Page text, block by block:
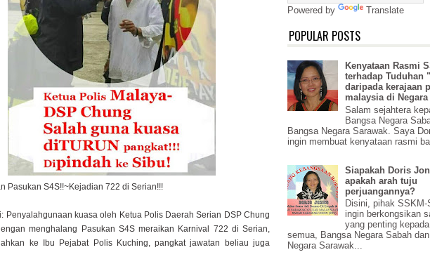
Pasukan S4S!!~Kejadian 722 di Serian!!!
Penyalahgunaan kuasa oleh Ketua Polis Daerah Serian DSP Chung
menghalang Pasukan S4S meraikan Karnival 722 di Serian,
ke Ibu Pejabat Polis Kuching, pangkat jawatan beliau juga
Powered by Translate
POPULAR POSTS
Kenyataan Rasmi
terhadap Tuduhan
daripada kerajaan
malaysia di Negara
Salam sejahtera
Bangsa Negara
Bangsa Negara Sarawak. Saya
ingin membuat kenyataan rasmi
Siapakah Doris
apakah arah tuju
perjuangannya?
Disini, pihak SSKM-
ingin berkongsikan
yang penting
semua, Bangsa Negara Sabah
Negara Sarawak...